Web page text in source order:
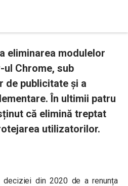
eliminarea modulelor
Chrome, sub
de publicitate și a
În ultimii patru
că elimină treptat
utilizatorilor.
deciziei din 2020 de a renunța